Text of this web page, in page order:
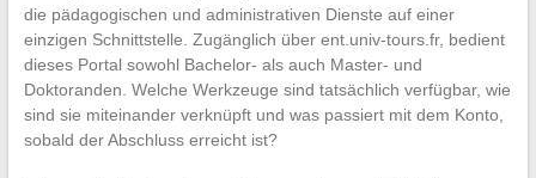
die pädagogischen und administrativen Dienste auf einer
einzigen Schnittstelle. Zugänglich über ent.univ-tours.fr, bedient
dieses Portal sowohl Bachelor- als auch Master- und
Doktoranden. Welche Werkzeuge sind tatsächlich verfügbar, wie
sind sie miteinander verknüpft und was passiert mit dem Konto,
sobald der Abschluss erreicht ist?